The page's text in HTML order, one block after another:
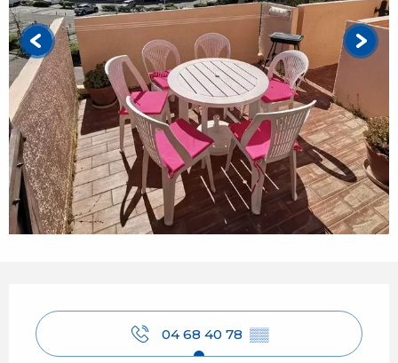
04 68 40 78 ▒▒